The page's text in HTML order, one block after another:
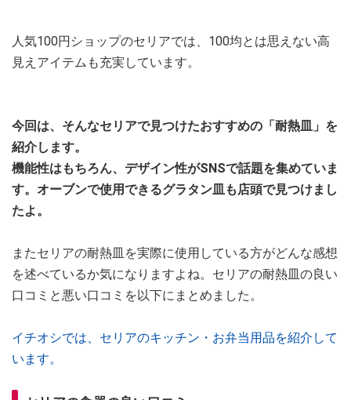
人気100円ショップのセリアでは、100均とは思えない高
見えアイテムも充実しています。
今回は、そんなセリアで見つけたおすすめの「耐熱皿」を
紹介します。
機能性はもちろん、デザイン性がSNSで話題を集めていま
す。オーブンで使用できるグラタン皿も店頭で見つけまし
たよ。
またセリアの耐熱皿を実際に使用している方がどんな感想
を述べているか気になりますよね。セリアの耐熱皿の良い
口コミと悪い口コミを以下にまとめました。
イチオシでは、セリアのキッチン・お弁当用品を紹介して
います。